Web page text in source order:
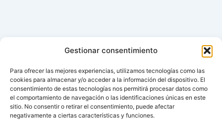
Gestionar consentimiento
Para ofrecer las mejores experiencias, utilizamos tecnologías como las
cookies para almacenar y/o acceder a la información del dispositivo. El
consentimiento de estas tecnologías nos permitirá procesar datos como
el comportamiento de navegación o las identificaciones únicas en este
sitio. No consentir o retirar el consentimiento, puede afectar
negativamente a ciertas características y funciones.